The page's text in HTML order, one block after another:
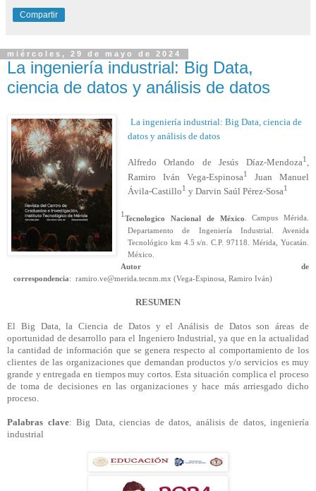
Compartir
miércoles, 29 de mayo de 2024
La ingeniería industrial: Big Data,
ciencia de datos y análisis de datos
La ingeniería industrial: Big Data, ciencia de
datos y análisis de datos
Alfredo Orlando de Jesús Díaz-Mendoza1 ,
Ramiro Iván Vega-Espinosa1
Juan Manuel
Ávila-Castillo1 y Darvin Saúl Pérez-Sosa1
1Tecnologico Nacional de México. Campus Mérida.
Departamento de Ingeniería Industrial. Avenida
Tecnológico km 4.5 s/n. C.P. 97118. Mérida, Yucatán.
México.
Autor de
correspondencia: ramiro.ve@merida.tecnm.mx (Vega-Espinosa, Ramiro Iván)
RESUMEN
El Big Data, la Ciencia de Datos y el Análisis de Datos son áreas de
oportunidad de desarrollo para el Ingeniero Industrial, ya que en la actualidad
la cantidad de información que se genera respecto al comportamiento de los
clientes de las organizaciones que demandan productos y/o servicios es muy
grande y entregada en tiempos muy cortos. Esta situación complica el proceso
de toma de decisiones en las organizaciones y hace más arriesgado dicho
proceso.
Palabras clave: Big Data, ciencias de datos, análisis de datos, ingeniería
industrial